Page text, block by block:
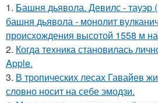
1. Башня дьявола. Девилс - тауэр
башня дьявола - монолит
происхождения высотой 1558 м
2. Когда техника становилась
Apple.
3. В тропических лесах Гавайев
словно носит на себе эмодзи.